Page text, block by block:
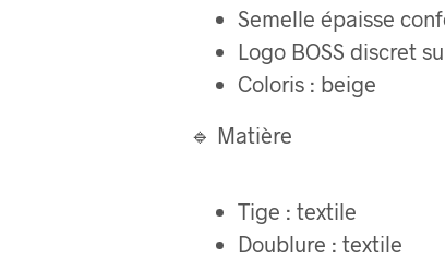
Semelle épaisse
Logo BOSS discret
Coloris : beige
🔹 Matière
Tige : textile
Doublure : textile